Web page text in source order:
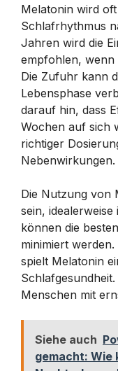
Melatonin wird
Schlafrhythmus
Jahren wird die
empfohlen, wenn
Die Zufuhr kann
Lebensphase
darauf hin, dass
Wochen auf sich
richtiger
Nebenwirkungen.
Die Nutzung von
sein,
können die
minimiert
spielt Melatonin
Menschen mit
Siehe auch
gemacht: Wie